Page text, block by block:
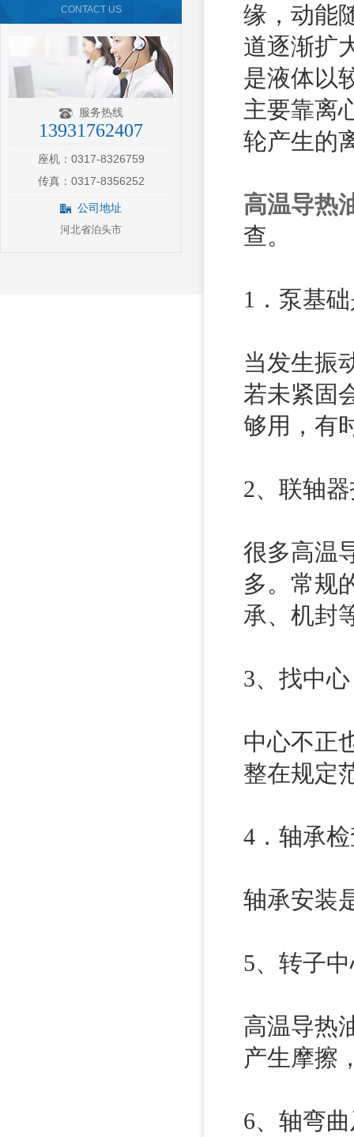
CONTACT US
服务热线
13931762407
座机：0317-8326759
传真：0317-8356252
公司地址
河北省泊头市
缘，动能
道逐渐扩
是液体以
主要靠离
轮产生的
高温导热
查。
1．泵基
当发生振
若未紧固
够用，有
2、联轴
很多高温
多。常规
承、机封
3、找中心
中心不正
整在规
4．轴承
轴承安装
5、转子
高温导热
产生摩
6、轴弯